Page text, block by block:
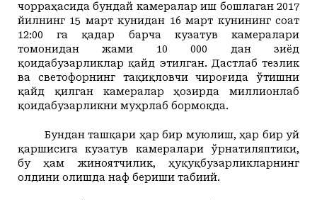
чорраҳасида бундай камералар иш бошлаган 2017
йилнинг 15 март кунидан 16 март кунининг соат
12:00 га қадар барча кузатув камералари
томонидан жами 10 000 дан зиёд
қоидабузарликлар қайд этилган. Дастлаб тезлик
ва светофорнинг тақиқловчи чироғида ўтишни
қайд қилган камералар ҳозирда миллионлаб
қоидабузарликни муҳрлаб бормоқда.
Бундан ташқари ҳар бир муюлиш, ҳар бир уй
қаршисига кузатув камералари ўрнатиляптики,
бу ҳам жиноятчилик, ҳуқуқбузарликларнинг
олдини олишда наф бериши табиий.